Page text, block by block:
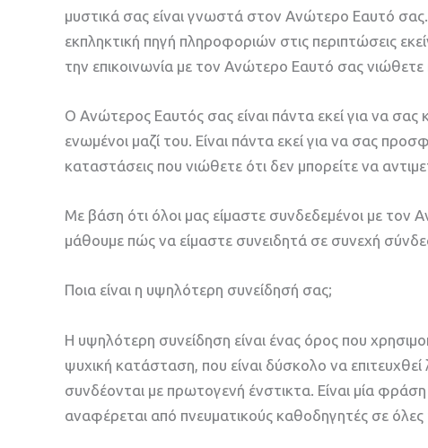
μυστικά σας είναι γνωστά στον Ανώτερο Εαυτό σας.
εκπληκτική πηγή πληροφοριών στις περιπτώσεις
την επικοινωνία με τον Ανώτερο Εαυτό σας νιώθετε
Ο Ανώτερος Εαυτός σας είναι πάντα εκεί για να
ενωμένοι μαζί του. Είναι πάντα εκεί για να σας
καταστάσεις που νιώθετε ότι δεν μπορείτε να
Με βάση ότι όλοι μας είμαστε συνδεδεμένοι με
μάθουμε πώς να είμαστε συνειδητά σε συνεχή
Ποια είναι η υψηλότερη συνείδησή σας;
Η υψηλότερη συνείδηση ​​είναι ένας όρος που
ψυχική κατάσταση, που είναι δύσκολο να
συνδέονται με πρωτογενή ένστικτα. Είναι μία
αναφέρεται από πνευματικούς καθοδηγητές σε όλες